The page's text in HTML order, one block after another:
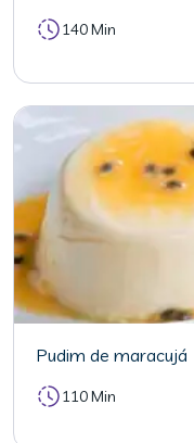
140 Min
Pudim de maracujá
110 Min